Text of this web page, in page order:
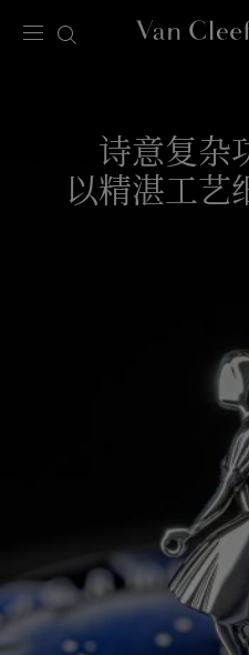
诗意复杂
以精湛工艺